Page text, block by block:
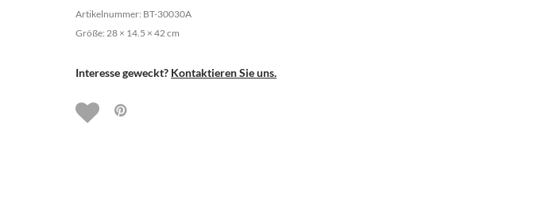
Artikelnummer: BT-30030A
Größe: 28 × 14.5 × 42 cm
Interesse geweckt? Kontaktieren Sie uns.